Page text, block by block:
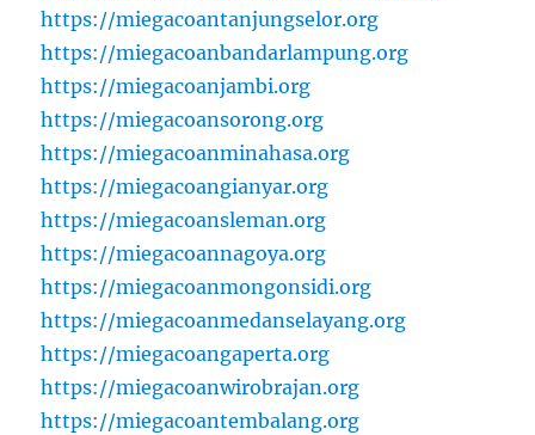
https://miegacoantanjungselor.org
https://miegacoanbandarlampung.org
https://miegacoanjambi.org
https://miegacoansorong.org
https://miegacoanminahasa.org
https://miegacoangianyar.org
https://miegacoansleman.org
https://miegacoannagoya.org
https://miegacoanmongonsidi.org
https://miegacoanmedanselayang.org
https://miegacoangaperta.org
https://miegacoanwirobrajan.org
https://miegacoantembalang.org